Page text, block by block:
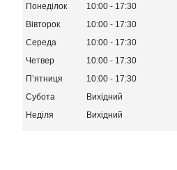
Понеділок 10:00
17:30
Вівторок
10:00
17:30
Середа
10:00
17:30
Четвер
10:00
17:30
Пʼятниця
10:00
17:30
Субота
Вихідний
Неділя
Вихідний